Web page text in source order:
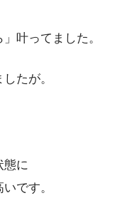
叶ってました。
たが。
態に
です。